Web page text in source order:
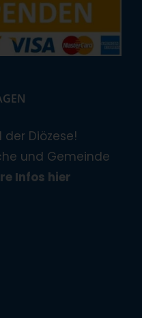
Diözese!
und Gemeinde
Infos hier